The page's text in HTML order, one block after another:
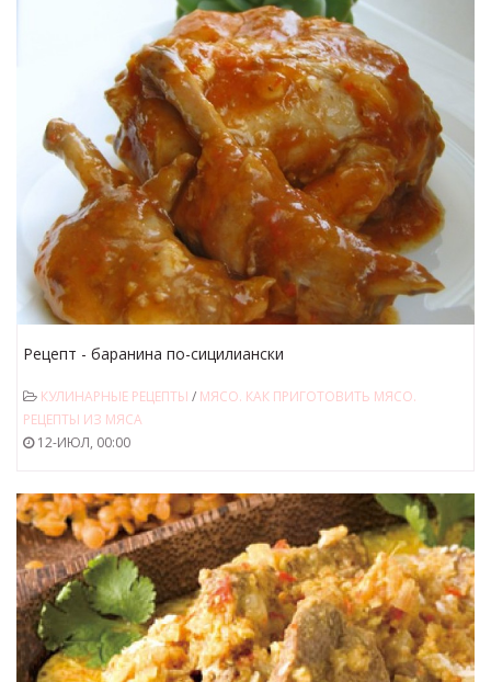
Рецепт - баранина по-сицилиански
КУЛИНАРНЫЕ РЕЦЕПТЫ / МЯСО. КАК ПРИГОТОВИТЬ МЯСО.
РЕЦЕПТЫ ИЗ МЯСА
12-ИЮЛ, 00:00